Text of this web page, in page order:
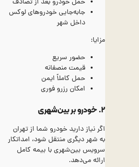
جابه‌جایی خودروهای لوکس
داخل شهر
مزایا:
حضور سریع
قیمت منصفانه
حمل کاملاً ایمن
امکان رزرو فوری
۲. خودرو بر بین‌شهری
اگر نیاز دارید خودرو شما از تهران
به شهر دیگری منتقل شود، امداتکار
سرویس بین‌شهری با بیمه کامل
ارائه می‌دهد.